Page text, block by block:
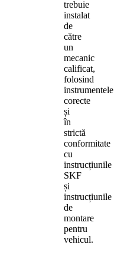
trebuie
instalat
de
către
un
mecanic
calificat,
folosind
instrumentele
corecte
și
în
strictă
conformitate
cu
instrucțiunile
SKF
și
instrucțiunile
de
montare
pentru
vehicul.